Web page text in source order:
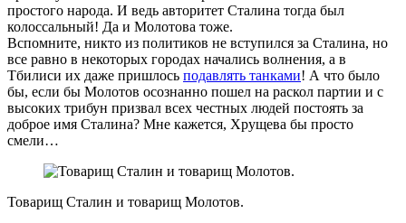
простого народа. И ведь авторитет Сталина тогда был
колоссальный! Да и Молотова тоже.
Вспомните, никто из политиков не вступился за Сталина, но
все равно в некоторых городах начались волнения, а в
Тбилиси их даже пришлось подавлять танками! А что было
бы, если бы Молотов осознанно пошел на раскол партии и с
высоких трибун призвал всех честных людей постоять за
доброе имя Сталина? Мне кажется, Хрущева бы просто
смели…
Товарищ Сталин и товарищ Молотов.